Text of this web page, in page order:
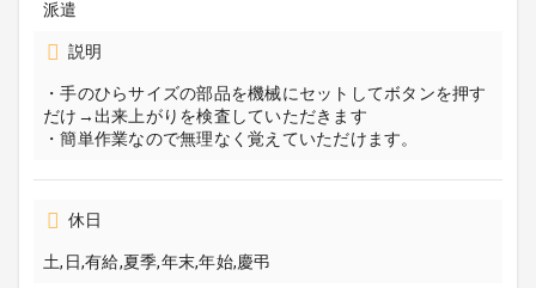
派遣
説明
・手のひらサイズの部品を機械にセットしてボタンを押す
だけ→出来上がりを検査していただきます
・簡単作業なので無理なく覚えていただけます。
休日
土,日,有給,夏季,年末,年始,慶弔